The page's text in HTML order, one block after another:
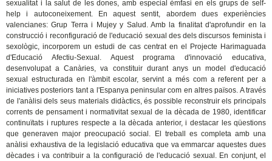
sexualitat i la salut de les dones, amb especial èmfasi en els grups de self-
help i autoconeixement. En aquest sentit, abordem dues experiències
valencianes: Grup Terra i Mujey y Salud. Amb la finalitat d'aprofundir en la
construcció i reconfiguració de l'educació sexual des dels discursos feminista i
sexològic, incorporem un estudi de cas centrat en el Projecte Harimaguada
d'Educació Afectiu-Sexual. Aquest programa d'innovació educativa,
desenvolupat a Canàries, va constituir durant anys un model d'educació
sexual estructurada en l'àmbit escolar, servint a més com a referent per a
iniciatives posteriors tant a l'Espanya peninsular com en altres països. A través
de l'anàlisi dels seus materials didàctics, és possible reconstruir els principals
corrents de pensament i normativitat sexual de la dècada de 1980, identificar
continuïtats i ruptures respecte a la dècada anterior, i destacar les qüestions
que generaven major preocupació social. El treball es completa amb una
anàlisi exhaustiva de la legislació educativa que va emmarcar aquestes dues
dècades i va contribuir a la configuració de l'educació sexual. En conjunt, el